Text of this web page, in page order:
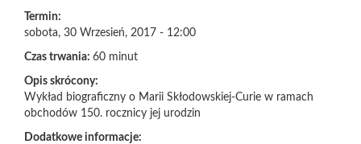
Termin:
sobota, 30 Wrzesień, 2017 - 12:00
Czas trwania: 60 minut
Opis skrócony:
Wykład biograficzny o Marii Skłodowskiej-Curie w ramach
obchodów 150. rocznicy jej urodzin
Dodatkowe informacje: